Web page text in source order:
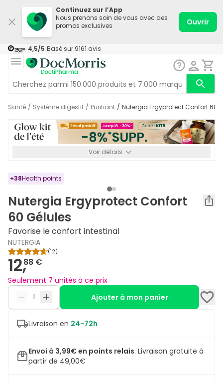
Continuez sur l’App
Nous prenons soin de vous avec des
promos exclusives
Ouvrir
4,5/5 Basé sur 9161 avis
Santé / Système digestif / Purifiant / Nutergia Ergyprotect Confort 60
Voir détails
+38Health points
Nutergia Ergyprotect Confort
60 Gélules
Favorise le confort intestinal
NUTERGIA
(12)
12,88 €
Seulement 7 unités à ce prix
Ajouter à mon panier
Livraison en 24-72h
Envoi à 3,99€ en points relais. Livraison gratuite à
partir de 49,00€